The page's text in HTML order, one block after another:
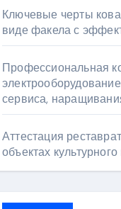
Ключевые черты
виде факела с
Профессиональная
сервиса,
Аттестация
объектах